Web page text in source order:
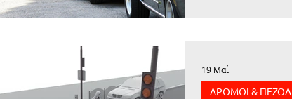
ΔΡΟΜΟΙ &
19 Μαΐ